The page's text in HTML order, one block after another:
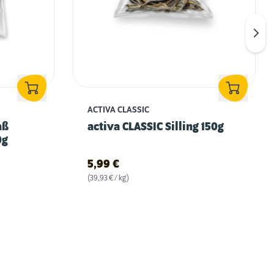
ACTIVA CLASSIC
activa CLASSIC Silling 150g
5,99€
(39,93 € / kg)